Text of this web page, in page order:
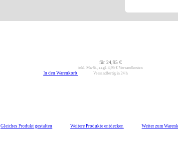
In den Warenkorb
für24,95 €
inkl. MwSt., zzgl. 4,95 €Versandkosten
Versandfertig in 24 h
Gleiches Produkt gestalten
Weitere Produkte entdecken Weiter zum